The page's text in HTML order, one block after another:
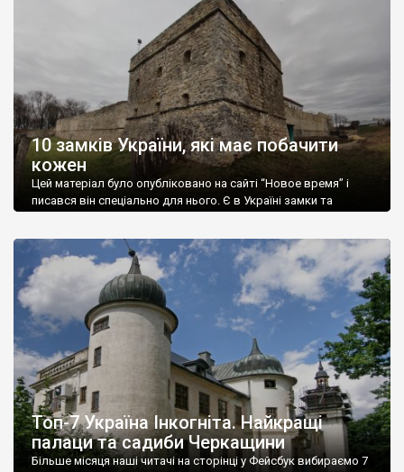
10 замків України, які має побачити
кожен
Цей матеріал було опубліковано на сайті “Новое время” і
писався він спеціально для нього. Є в Україні замки та
Замки — чи не найцікавіші об’єкти з тих, які залишила Україні
бурхлива історія. Загалом їх більше сотні, але таких, які
відповідають […]
Топ-7 Україна Інкогніта. Найкращі
палаци та садиби Черкащини
Більше місяця наші читачі на сторінці у Фейсбук вибираємо 7